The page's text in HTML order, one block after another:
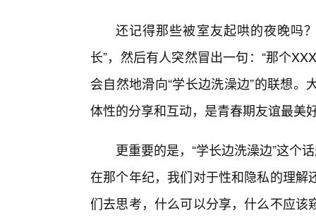
还记得那些被室友起哄的夜晚吗
长”，然后有人突然冒出一句：“那个
会自然地滑向“学长边洗澡边”的联想
体性的分享和互动，是青春期友谊最美
更重要的是，“学长边洗澡边”这个
在那个年纪，我们对于性和隐私的理
们去思考，什么可以分享，什么不应